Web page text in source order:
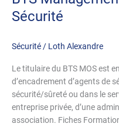
Sécurité
Sécurité/ Loth Alexandre
Le titulaire du BTS MOS est
d’encadrement d’agents de
sécurité/sûreté ou dans le
entreprise privée, d’une
association. Fiches
Management
Opérationnel
la